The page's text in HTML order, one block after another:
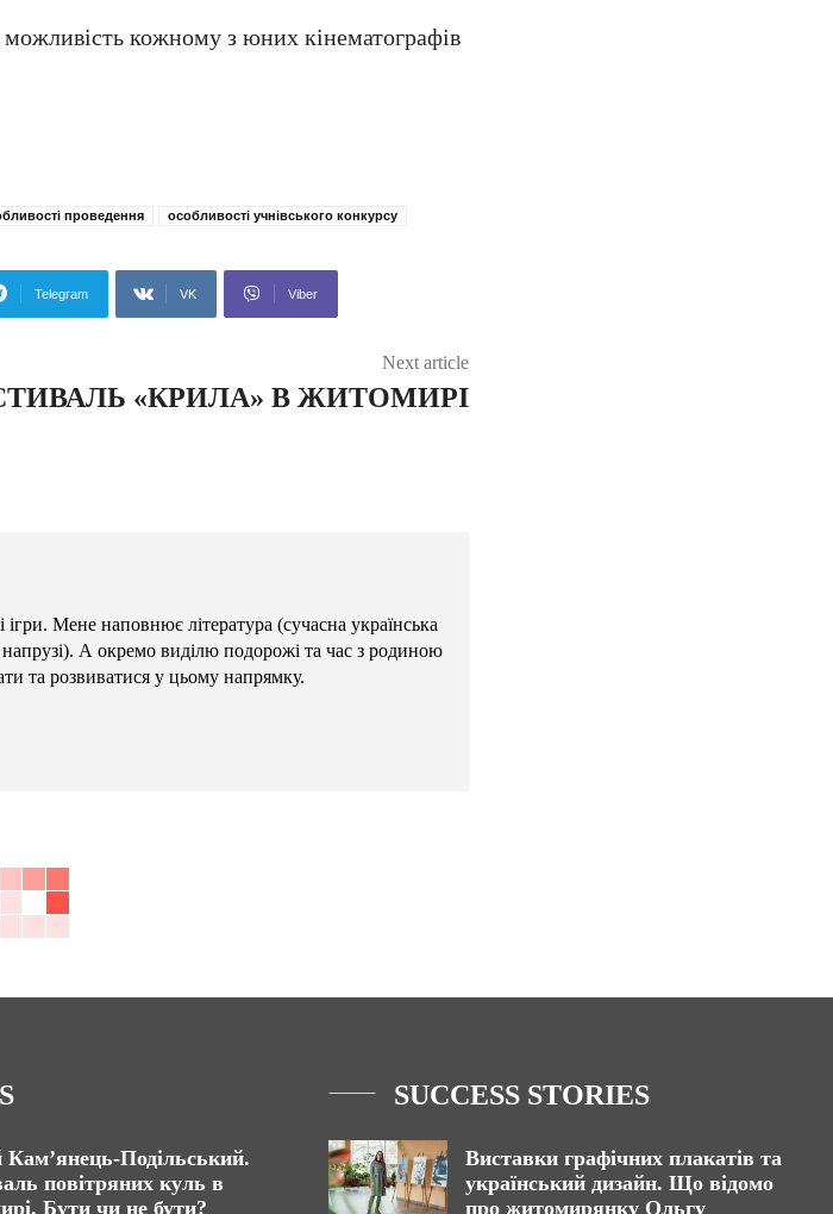
кожному з юних кінематографів
проведення особливості учнівського конкурсу
Telegram VK Viber
Next article
«КРИЛА» В ЖИТОМИРІ
Мене наповнює література (сучасна українська
А окремо виділю подорожі та час з родиною
та розвиватися у цьому напрямку.
Кам’янець-Подільський.
повітряних куль в
Бути чи не бути?
SUCCESS STORIES
Виставки графічних плакатів та
український дизайн. Що відомо
про житомирянку Ольгу